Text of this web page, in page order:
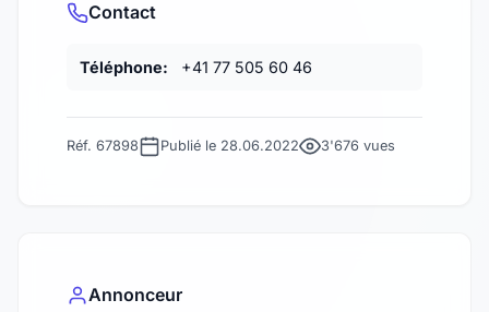
Contact
Téléphone: +41 77 505 60 46
Réf. 67898 Publié le 28.06.2022 3'676 vues
Annonceur